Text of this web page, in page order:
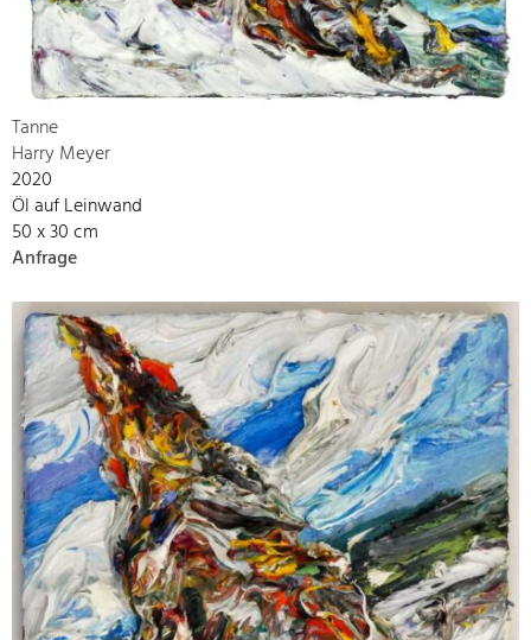
Tanne
Harry Meyer
2020
Öl auf Leinwand
50 x 30 cm
Anfrage